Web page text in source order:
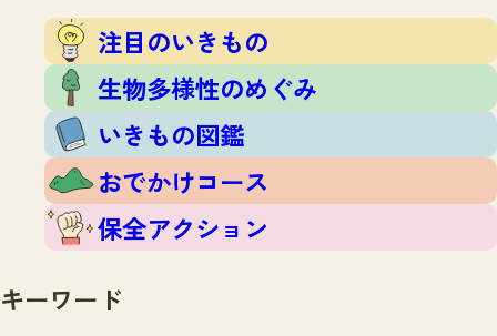
調査結果
ふくおかいきものマップ
マッチングTOP
掲載申し込みフォーム
お問合せ
注目のいきもの
生物多様性のめぐみ
いきもの図鑑
おでかけコース
保全アクション
キーワード